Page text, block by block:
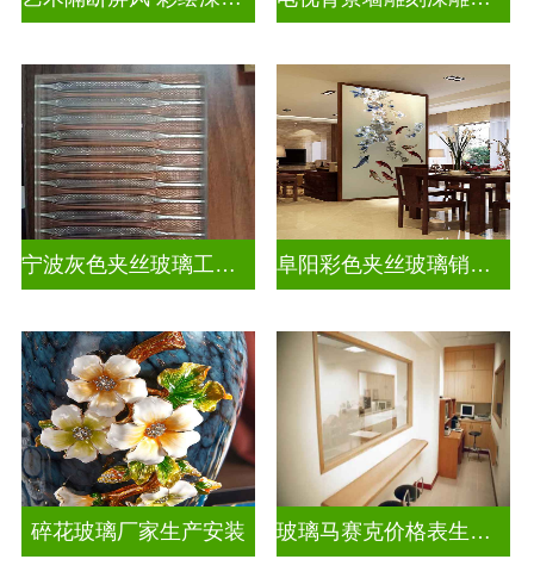
宁波灰色夹丝玻璃工厂招聘 阜阳彩色夹丝玻璃销售电话
碎花玻璃厂家生产安装 玻璃马赛克价格表生产电话